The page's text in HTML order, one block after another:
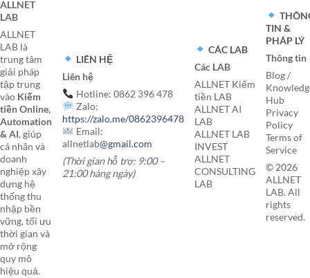
ALLNET
LAB
ALLNET
LAB là
trung tâm
giải pháp
tập trung
vào Kiếm
tiền Online,
Automation
& AI, giúp
cá nhân và
doanh
nghiệp xây
dựng hệ
thống thu
nhập bền
vững, tối ưu
thời gian và
mở rộng
quy mô
hiệu quả.
LIÊN HỆ
Liên hệ
Hotline: 0862 396 478
Zalo:
https://zalo.me/0862396478
Email:
allnetlab@gmail.com
(Thời gian hỗ trợ: 9:00 –
21:00 hàng ngày)
CÁC LAB
Các LAB
ALLNET Kiếm
tiền LAB
ALLNET AI
LAB
ALLNET LAB
INVEST
ALLNET
CONSULTING
LAB
TIN &
PHÁP LÝ
Thông tin
Blog /
Hub
Privacy
Policy
Terms of
Service
© 2026
ALLNET
LAB. All
rights
reserved.